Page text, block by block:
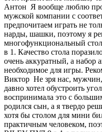
Антон Я вообще люблю
мужской компании с
предпочитаем играть не
нарды, шашки, поэтому я
многофункциональный
в 1. Качество стола
очень аккуратный, а набор
необходимое для игры.
Виктор Не зря нас,
давно хотел обустроить
воспринимала это с
родился сын, а я твердо
хотя бы столом для мини
практичным человеком,